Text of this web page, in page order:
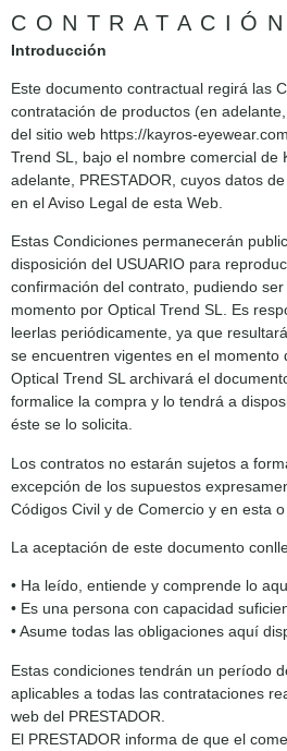
CONTRATACIÓN
Introducción
Este documento contractual regirá las
contratación de productos (en
del sitio web https://kayros-
Trend SL, bajo el nombre comercial de
adelante, PRESTADOR, cuyos datos
en el Aviso Legal de esta Web.
Estas Condiciones permanecerán
disposición del USUARIO para
confirmación del contrato, pudiendo
momento por Optical Trend SL. Es
leerlas periódicamente, ya que
se encuentren vigentes en el momento
Optical Trend SL archivará el
formalice la compra y lo tendrá a
éste se lo solicita.
Los contratos no estarán sujetos a
excepción de los supuestos
Códigos Civil y de Comercio y en esta
La aceptación de este documento
• Ha leído, entiende y comprende lo
• Es una persona con capacidad
• Asume todas las obligaciones aquí
Estas condiciones tendrán un período
aplicables a todas las contrataciones
web del PRESTADOR.
El PRESTADOR informa de que el